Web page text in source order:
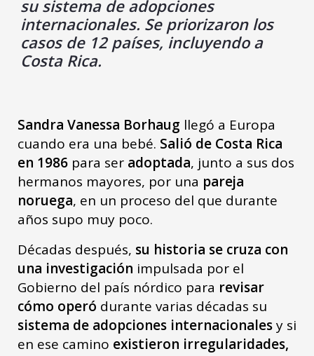
su sistema de adopciones
internacionales. Se priorizaron los
casos de 12 países, incluyendo a
Costa Rica.
Sandra Vanessa Borhaug llegó a Europa
cuando era una bebé. Salió de Costa Rica
en 1986 para ser adoptada, junto a sus dos
hermanos mayores, por una pareja
noruega, en un proceso del que durante
años supo muy poco.
Décadas después, su historia se cruza con
una investigación impulsada por el
Gobierno del país nórdico para revisar
cómo operó durante varias décadas su
sistema de adopciones internacionalesy si
en ese camino existieron irregularidades,